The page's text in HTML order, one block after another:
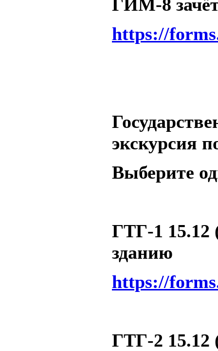
ГИМ-8 зачёт
https://
экскурсия
Выберите
ГТГ-1 15.12
зданию
https://
ГТГ-2 15.12